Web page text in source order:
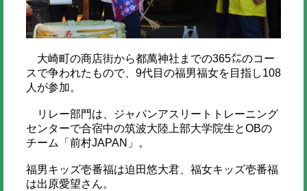
大崎町の商店街から都萬神社までの365㍍のコー
スで争われたもので、9代目の福男福女を目指し108
人が参加。
リレー部門は、ジャパンアスリートトレーニング
センターで合宿中の筑波大陸上部大学院生とOBの
チーム「前村JAPAN」。
福男キッズ壱番福は迫田悠大君、福女キッズ壱番福
は出原愛望さん。